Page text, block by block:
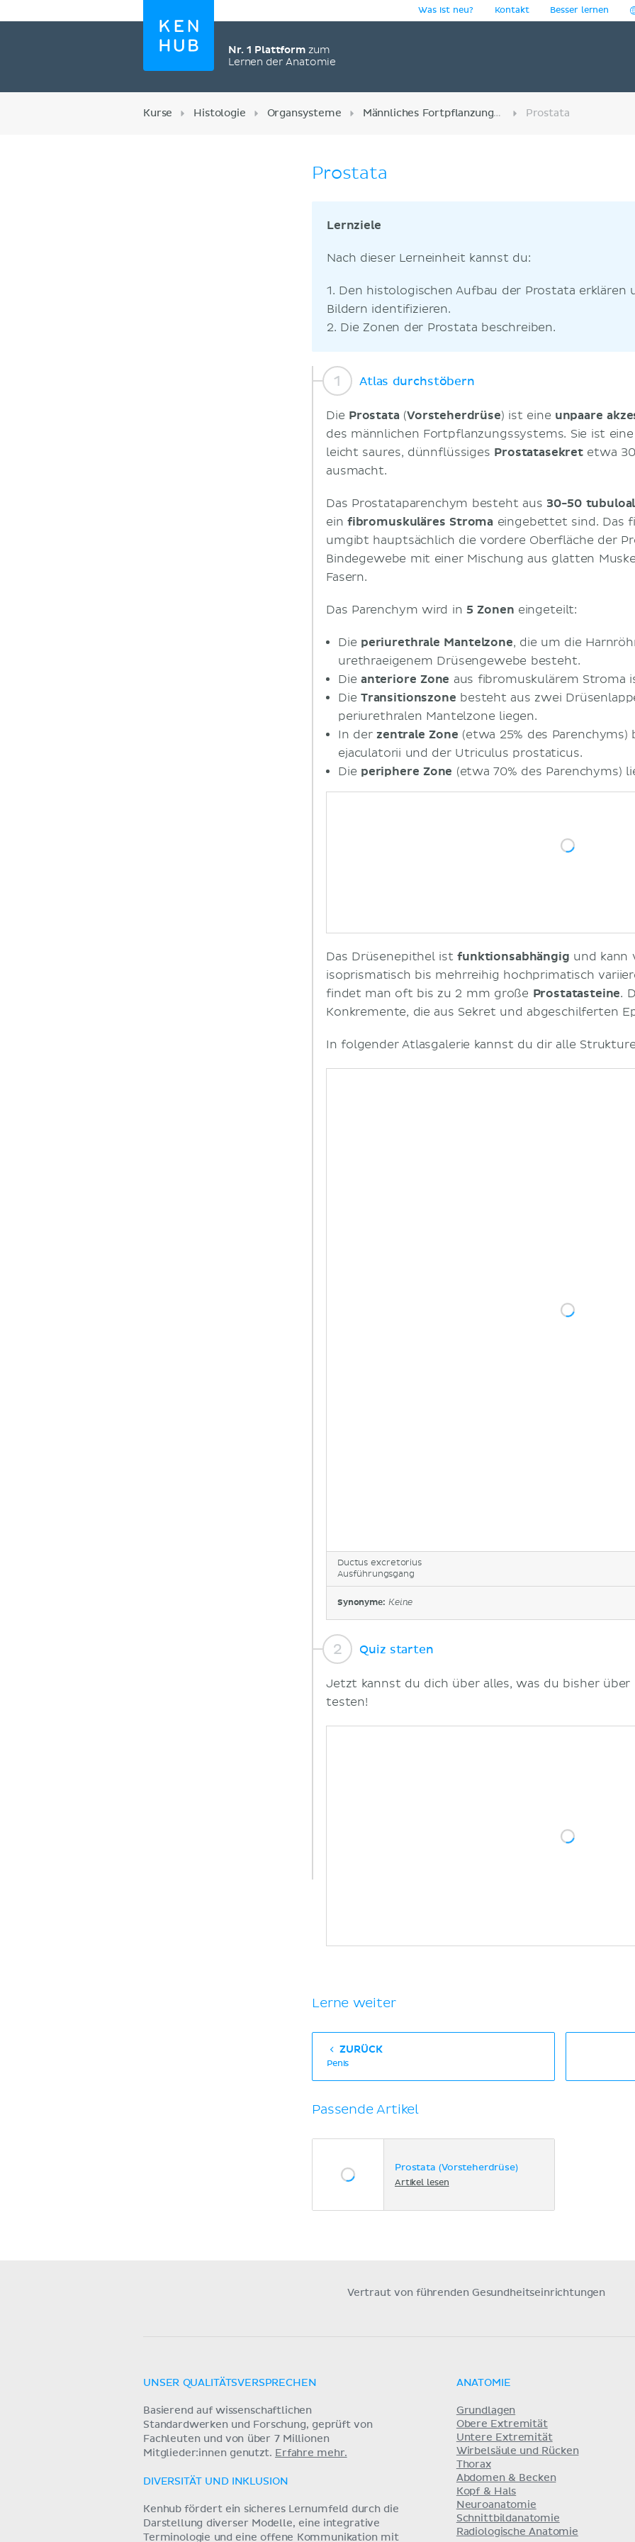
Nr. 1 Plattformzum
Lernen der Anatomie
Was ist neu? Kontakt Besser lernen
Kurse Histologie Organsysteme Männliches Fortpflanzungssystem Prostata
Prostata
Lernziele
Nach dieser Lerneinheit kannst du:
1. Den histologischen Aufbau der Prostata erklären
Bildern identifizieren.
2. Die Zonen der Prostata beschreiben.
Atlas durchstöbern
Die Prostata (Vorsteherdrüse) ist eine unpaare
des männlichen Fortpflanzungssystems. Sie ist
leicht saures, dünnflüssiges Prostatasekretetwa
ausmacht.
Das Prostataparenchym besteht aus 30-50
ein fibromuskuläres Stroma eingebettet sind. Das
umgibt hauptsächlich die vordere Oberfläche der
Bindegewebe mit einer Mischung aus glatten
Fasern.
Das Parenchym wird in 5 Zonen eingeteilt:
Die periurethrale Mantelzone, die um die
urethraeigenem Drüsengewebe besteht.
Die anteriore Zone aus fibromuskulärem Stroma
Die Transitionszone besteht aus zwei
periurethralen Mantelzone liegen.
In der zentrale Zone (etwa 25% des
ejaculatorii und der Utriculus prostaticus.
Die periphere Zone (etwa 70% des Parenchyms)
Das Drüsenepithel istfunktionsabhängig und kann
isoprismatisch bis mehrreihig hochprimatisch
findet man oft bis zu 2 mm große Prostatasteine.
Konkremente, die aus Sekret und abgeschilferten
In folgender Atlasgalerie kannst du dir alle
Ductus excretorius
Ausführungsgang
Synonyme: Keine
Quiz starten
Jetzt kannst du dich über alles, was du bisher
testen!
Lerne weiter
ZURÜCK
Penis
Passende Artikel
Prostata (Vorsteherdrüse)
Artikel lesen
Vertraut von führenden Gesundheitseinrichtungen
UNSER QUALITÄTSVERSPRECHEN
Basierend auf wissenschaftlichen
Standardwerken und Forschung, geprüft von
Fachleuten und von über 7 Millionen
Mitglieder:innen genutzt. Erfahre mehr.
DIVERSITÄT UND INKLUSION
Kenhub fördert ein sicheres Lernumfeld durch die
Darstellung diverser Modelle, eine integrative
Terminologie und eine offene Kommunikation mit
ANATOMIE
Grundlagen
Obere Extremität
Untere Extremität
Wirbelsäule und Rücken
Thorax
Abdomen & Becken
Kopf & Hals
Neuroanatomie
Schnittbildanatomie
Radiologische Anatomie